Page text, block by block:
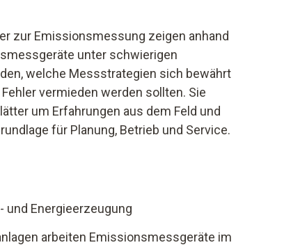
zur Emissionsmessung zeigen anhand
unter schwierigen
welche Messstrategien sich bewährt
vermieden werden sollten. Sie
um Erfahrungen aus dem Feld und
für Planung, Betrieb und Service.
und Energieerzeugung
arbeiten Emissionsmessgeräte im